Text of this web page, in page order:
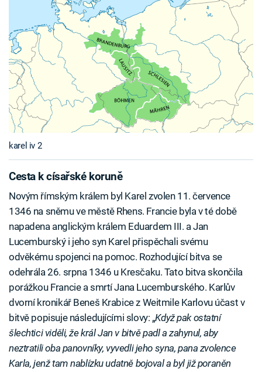
karel iv 2
Cesta k císařské koruně
Novým římským králem byl Karel zvolen 11. července
1346 na sněmu ve městě Rhens. Francie byla v té době
napadena anglickým králem Eduardem III. a Jan
Lucemburský i jeho syn Karel přispěchali svému
odvěkému spojenci na pomoc. Rozhodující bitva se
odehrála 26. srpna 1346 u Kresčaku. Tato bitva skončila
porážkou Francie a smrtí Jana Lucemburského. Karlův
dvorní kronikář Beneš Krabice z Weitmile Karlovu účast v
bitvě popisuje následujícími slovy: „Když pak ostatní
šlechtici viděli, že král Jan v bitvě padl a zahynul, aby
neztratili oba panovníky, vyvedli jeho syna, pana zvolence
Karla, jenž tam nablízku udatně bojoval a byl již poraněn